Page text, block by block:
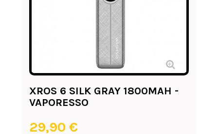
XROS 6 SILK GRAY 1800MAH -
VAPORESSO
29,90 €